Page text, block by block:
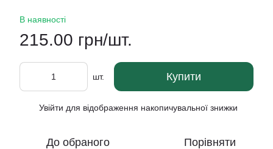
В наявності
215.00 грн/шт.
шт. Купити
Увійти для відображення накопичувальної знижки
До обраного Порівняти